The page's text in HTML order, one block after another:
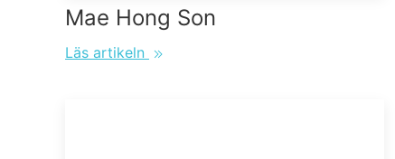
Mae Hong Son
Läs artikeln